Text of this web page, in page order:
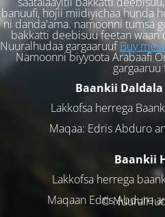
banuufi, hojii miidiyichaa hunda
ni danda'ama. namoonni tumsa
bakkatti deebisuu feetan waan
Nuuralhudaa gargaaruufBuy me
Namoonni biyyoota Arabaafi
gargaaruu
Baankii
Lakkofsa herrega
Maqaa: Edris Abduro
Baankii
Lakkofsa herrega
Maqaan Edris Abduro
©